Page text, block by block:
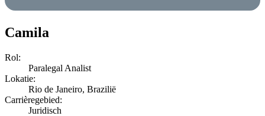
Camila
Rol:
Paralegal Analist
Lokatie:
Rio de Janeiro, Brazilië
Carrièregebied:
Juridisch